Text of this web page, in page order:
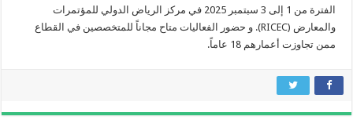
الفترة من 1 إلى 3 سبتمبر 2025 في مركز الرياض الدولي للمؤتمرات
والمعارض (RICEC). و حضور الفعاليات متاح مجاناً للمتخصصين في القطاع
ممن تجاوزت أعمارهم 18 عاماً.